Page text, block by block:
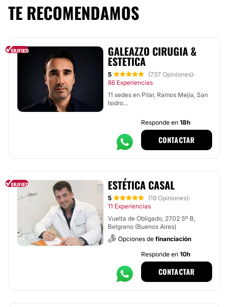
TE RECOMENDAMOS
GALEAZZO CIRUGIA &
ESTETICA
5 (737 Opiniones)·
86 Experiencias
11 sedes en Pilar, Ramos Mejía, San
Isidro...
Responde en 18h
CONTACTAR
ESTÉTICA CASAL
5 (19 Opiniones)·
11 Experiencias
Vuelta de Obligado, 2702 5º B,
Belgrano (Buenos Aires)
Opciones de financiación
Responde en 10h
CONTACTAR